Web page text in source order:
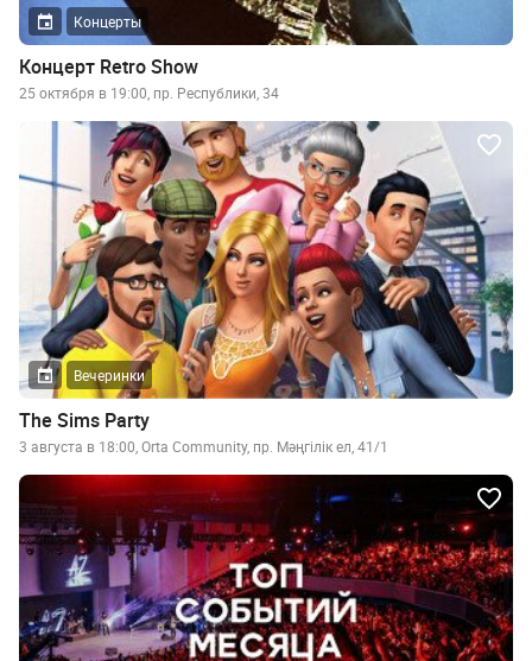
Концерты
Концерт Retro Show
25 октября в 19:00, пр. Республики, 34
Вечеринки
The Sims Party
3 августа в 18:00, Orta Community, пр. Мәңгілік ел, 41/1